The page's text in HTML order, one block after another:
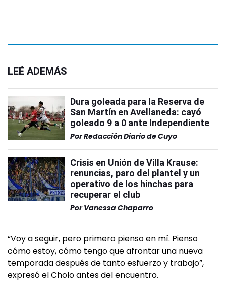
LEÉ ADEMÁS
Dura goleada para la Reserva de
San Martín en Avellaneda: cayó
goleado 9 a 0 ante Independiente
PorRedacción Diario de Cuyo
Crisis en Unión de Villa Krause:
renuncias, paro del plantel y un
operativo de los hinchas para
recuperar el club
Por Vanessa Chaparro
“Voy a seguir, pero primero pienso en mí. Pienso
cómo estoy, cómo tengo que afrontar una nueva
temporada después de tanto esfuerzo y trabajo”,
expresó el Cholo antes del encuentro.